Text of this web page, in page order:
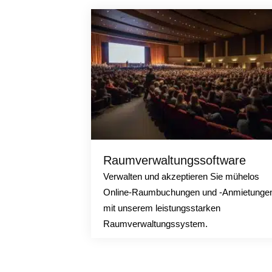
Raumverwaltungssoftware
Verwalten und akzeptieren Sie mühelos
Online-Raumbuchungen und -
mit unserem leistungsstarken
Raumverwaltungssystem.